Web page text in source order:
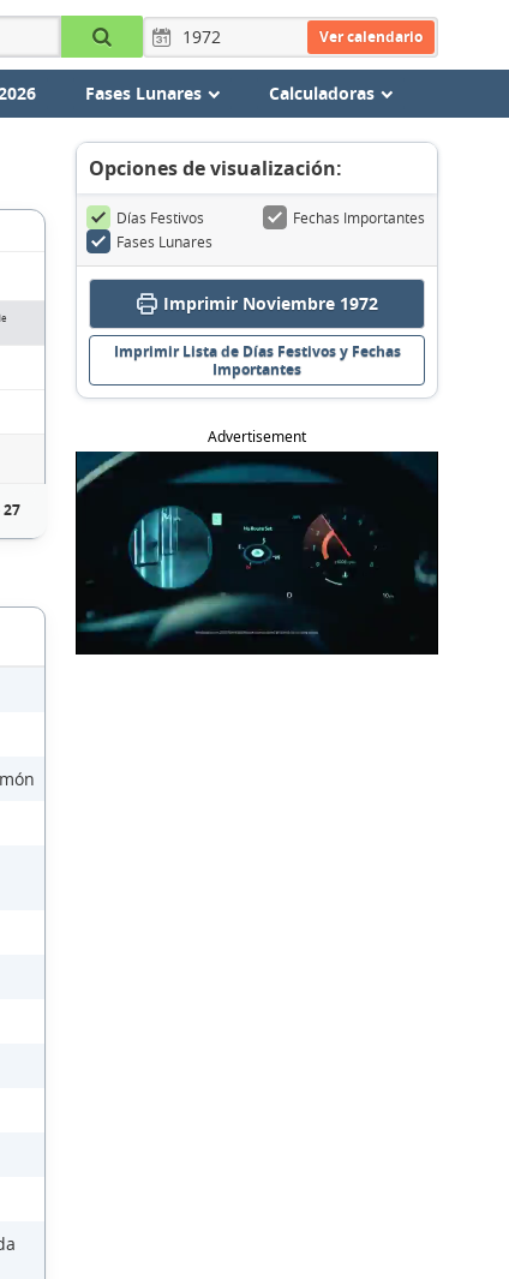
Ver calendario
Fases Lunares Calculadoras
27
Opciones de visualización:
Días Festivos
Fechas Importantes
Fases Lunares
Imprimir Noviembre 1972
Imprimir Lista de Días Festivos y Fechas
Importantes
Advertisement